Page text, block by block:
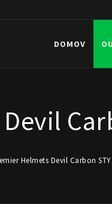
DOMOV
Helmets Devil Carbon STY